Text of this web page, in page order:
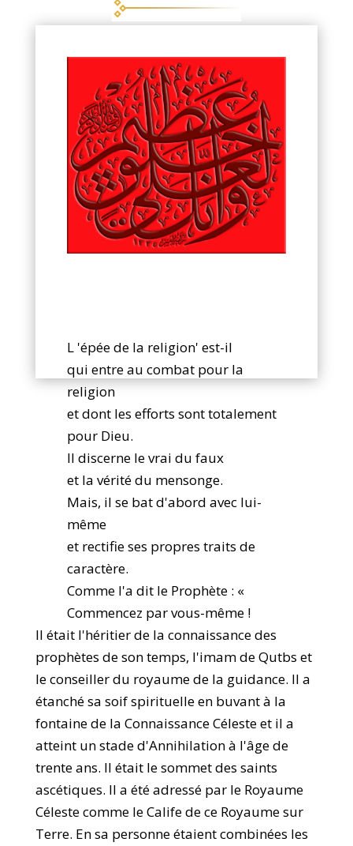
L 'épée de la religion' est-il
qui entre au combat pour la
religion
et dont les efforts sont totalement
pour Dieu.
Il discerne le vrai du faux
et la vérité du mensonge.
Mais, il se bat d'abord avec lui-
même
et rectifie ses propres traits de
caractère.
Comme l'a dit le Prophète : «
Commencez par vous-même !
Il était l'héritier de la connaissance des
prophètes de son temps, l'imam de Qutbs et
le conseiller du royaume de la guidance. Il a
étanché sa soif spirituelle en buvant à la
fontaine de la Connaissance Céleste et il a
atteint un stade d'Annihilation à l'âge de
trente ans. Il était le sommet des saints
ascétiques. Il a été adressé par le Royaume
Céleste comme le Calife de ce Royaume sur
Terre. En sa personne étaient combinées les